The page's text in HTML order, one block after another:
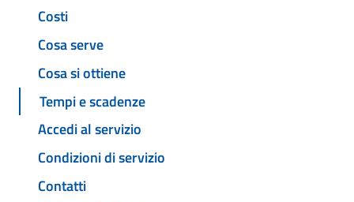
Costi
Cosa serve
Cosa si ottiene
Tempi e scadenze
Accedi al servizio
Condizioni di servizio
Contatti